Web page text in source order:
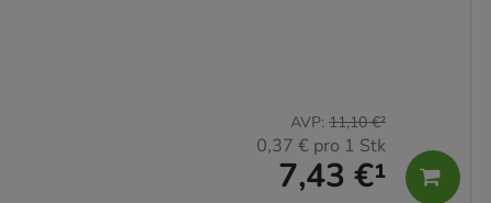
7,43 €¹
AVP: 11,10 €²
0,37 € pro 1 Stk